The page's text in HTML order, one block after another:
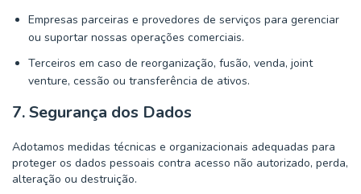
Empresas parceiras e provedores de serviços para gerenciar
ou suportar nossas operações comerciais.
Terceiros em caso de reorganização, fusão, venda, joint
venture, cessão ou transferência de ativos.
7. Segurança dos Dados
Adotamos medidas técnicas e organizacionais adequadas para
proteger os dados pessoais contra acesso não autorizado, perda,
alteração ou destruição.